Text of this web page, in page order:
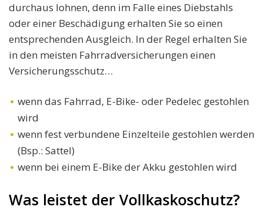
durchaus lohnen, denn im Falle eines Diebstahls
oder einer Beschädigung erhalten Sie so einen
entsprechenden Ausgleich. In der Regel erhalten Sie
in den meisten Fahrradversicherungen einen
Versicherungsschutz…
wenn das Fahrrad, E-Bike- oder Pedelec gestohlen
wird
wenn fest verbundene Einzelteile gestohlen werden
(Bsp.: Sattel)
wenn bei einem E-Bike der Akku gestohlen wird
Was leistet der Vollkaskoschutz?